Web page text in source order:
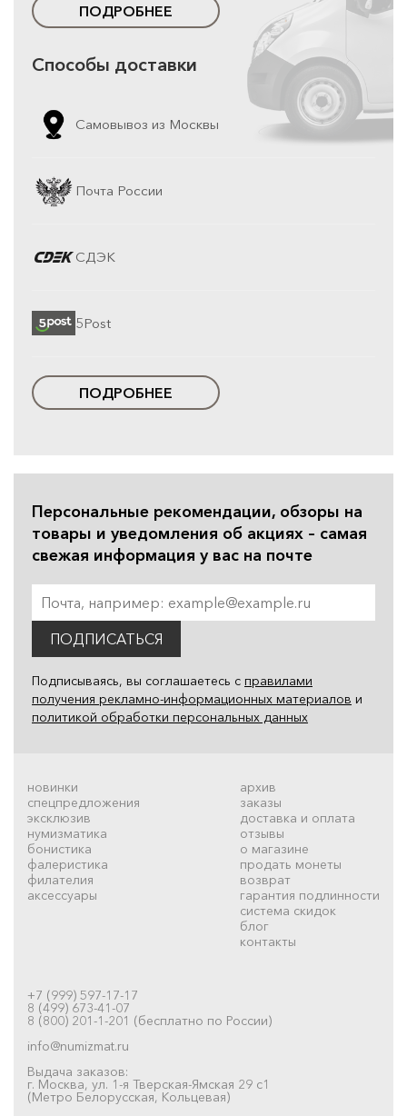
ПОДРОБНЕЕ
Способы доставки
Самовывоз из Москвы
Почта России
СДЭК
5Post
ПОДРОБНЕЕ
Персональные рекомендации, обзоры на
товары и уведомления об акциях – самая
свежая информация у вас на почте
ПОДПИСАТЬСЯ
Подписываясь, вы соглашаетесь с правилами
получения рекламно-информационных материалов и
политикой обработки персональных данных
новинки
спецпредложения
эксклюзив
нумизматика
бонистика
фалеристика
филателия
аксессуары
архив
заказы
доставка и оплата
отзывы
о магазине
продать монеты
возврат
гарантия подлинности
система скидок
блог
контакты
+7 (999) 597-17-17
8 (499) 673-41-07
8 (800) 201-1-201 (бесплатно по России)
info@numizmat.ru
Выдача заказов:
г. Москва, ул. 1-я Тверская-Ямская 29 с1
(Метро Белорусская, Кольцевая)